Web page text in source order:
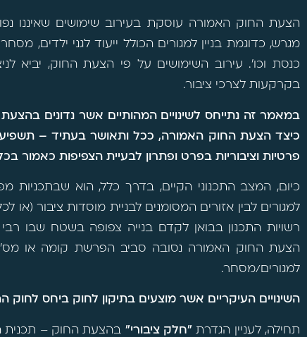
הצעת החוק האמורה עוסקת בעירוב שימושים שאיננו
מגרש, כדוגמת בניין למגורים הכולל ייעוד לגני ילדים,
כנסת וכו'. עירוב השימושים על פי הצעת החוק, יביא
בקרקעות לצרכי ציבור.
במאמר זה נתייחס לשינויים המהותיים אשר נדונים
כיצד הצעת החוק האמורה, ככל ותאושר בעתיד –
פרטיות וציבוריות בפרט ופתרון לבעיית הצפיפות כאמור
כיום, המצב התכנוני הקיים, בדרך כלל, הוא שבתכניות
למגורים לבין אזורים המסומנים לבניית מוסדות ציבור
רשויות התכנון בבואן לקדם בנייה צפופה בשטח שבו
הצעת החוק האמורה נסובה סביב הפרשת קומה או מס'
למגורים/מסחר.
השינויים העיקריים אשר מוצעים בתיקון לחוק ביחס לחוק
תחילה, לעניין הגדרת "חלק ציבורי" בהצעת החוק – תכנית